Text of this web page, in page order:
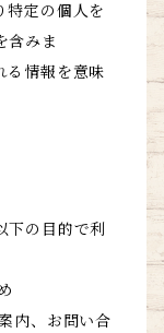
特定の個人を
含みま
る情報を意味
下の目的で利
内、お問い合